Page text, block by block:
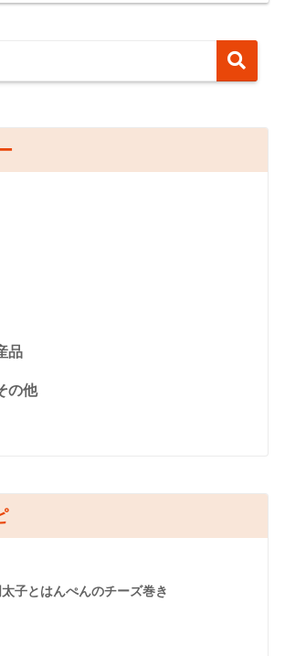
品
の他
太子とはんぺんのチーズ巻き